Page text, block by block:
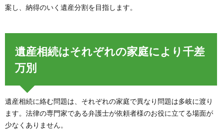
案し、納得のいく遺産分割を目指します。
遺産相続はそれぞれの家庭により千差
万別
遺産相続に絡む問題は、それぞれの家庭で異なり問題は多岐に渡り
ます。法律の専門家である弁護士が依頼者様のお役に立てる場面が
少なくありません。